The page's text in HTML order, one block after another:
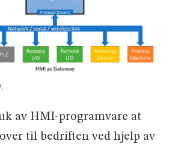
av HMI-programvare at
til bedriften ved hjelp av